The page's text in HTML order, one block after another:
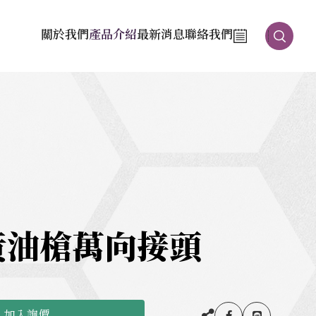
關於我們產品介紹最新消息聯絡我們
槍萬向接頭